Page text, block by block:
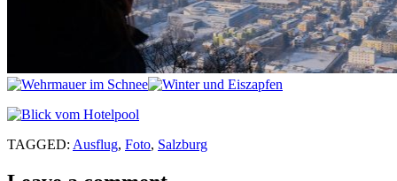
TAGGED: Ausflug, Foto, Salzburg